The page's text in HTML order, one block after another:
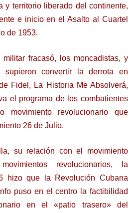
y territorio liberado del continente,
e inicio en el Asalto al Cuartel
de 1953.
fracasó, los moncadistas, y
supieron convertir la derrota en
Fidel, La Historia Me Absolverá,
el programa de los combatientes
movimiento revolucionario que
26 de Julio.
su relación con el movimiento
revolucionarios, la
hizo que la Revolución Cubana
puso en el centro la factibilidad
en el «patio trasero» del